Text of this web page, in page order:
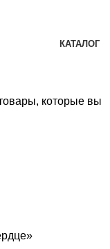
КАТАЛОГ
которые вы